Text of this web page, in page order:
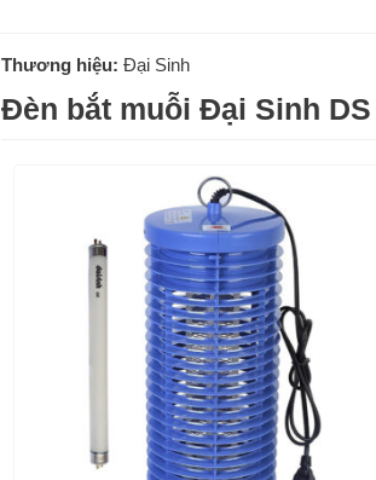
Thương hiệu: Đại Sinh
Đèn bắt muỗi Đại Sinh DS